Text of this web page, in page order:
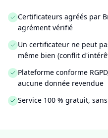
Certificateurs agréés par
agrément vérifié
Un certificateur ne peut
même bien (conflit
Plateforme conforme
aucune donnée revendue
Service 100 % gratuit,